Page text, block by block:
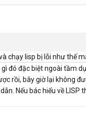
chạy lisp bị lỗi như thế
đó đặc biệt ngoài tầm
rồi, bây giờ lại không
Nếu bác hiểu về LISP